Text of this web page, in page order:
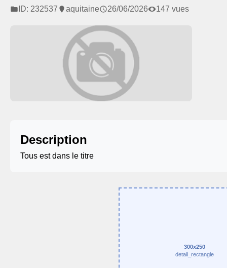
ID: 232537 aquitaine 26/06/2026 147 vues
Description
Tous est dans le titre
300x250
detail_rectangle